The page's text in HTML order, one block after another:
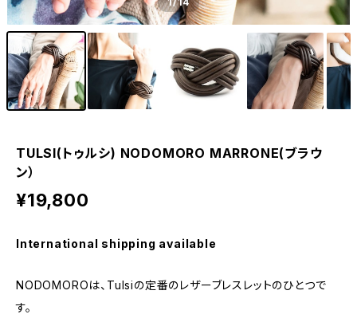
TULSI(トゥルシ) NODOMORO MARRONE(ブラウ
ン）
¥19,800
International shipping available
NODOMOROは、Tulsiの定番のレザーブレスレットのひとつで
す。